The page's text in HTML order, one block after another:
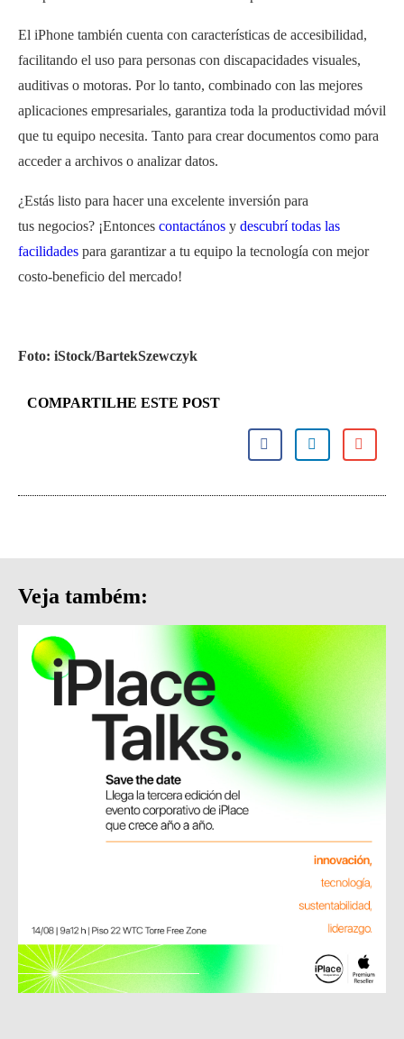
El iPhone también cuenta con características de accesibilidad,
facilitando el uso para personas con discapacidades visuales,
auditivas o motoras. Por lo tanto, combinado con las mejores
aplicaciones empresariales, garantiza toda la productividad móvil
que tu equipo necesita. Tanto para crear documentos como para
acceder a archivos o analizar datos.
¿Estás listo para hacer una excelente inversión para
tus negocios? ¡Entonces contactános y descubrí todas las
facilidades para garantizar a tu equipo la tecnología con mejor
costo-beneficio del mercado!
Foto: iStock/BartekSzewczyk
COMPARTILHE ESTE POST
Veja também: